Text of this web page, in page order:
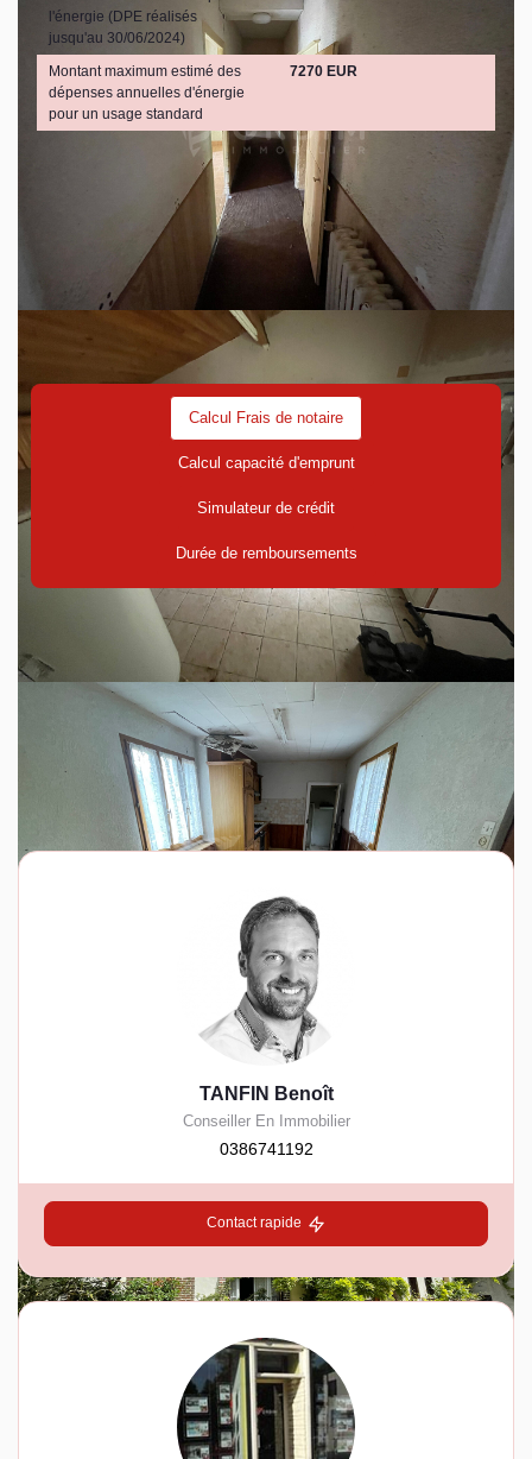
l'énergie (DPE réalisés
jusqu'au 30/06/2024)
Montant maximum estimé des
dépenses annuelles d'énergie
pour un usage standard
7270 EUR
Découvrez votre futur quartier
Avec votre expert GROUPE ORDIM
Calcul Frais de notaire
Calcul capacité d'emprunt
Simulateur de crédit
Durée de remboursements
TANFIN Benoît
Conseiller En Immobilier
0386741192
Contact rapide